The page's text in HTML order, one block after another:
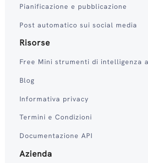
Pianificazione e pubblicazione
Post automatico sui social media
Risorse
Free Mini strumenti di intelligenza
Blog
Informativa privacy
Termini e Condizioni
Documentazione API
Azienda